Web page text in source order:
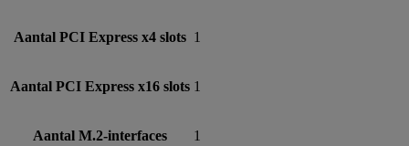
Aantal PCI Express x4 slots 1
Aantal PCI Express x16 slots 1
Aantal M.2-interfaces 1